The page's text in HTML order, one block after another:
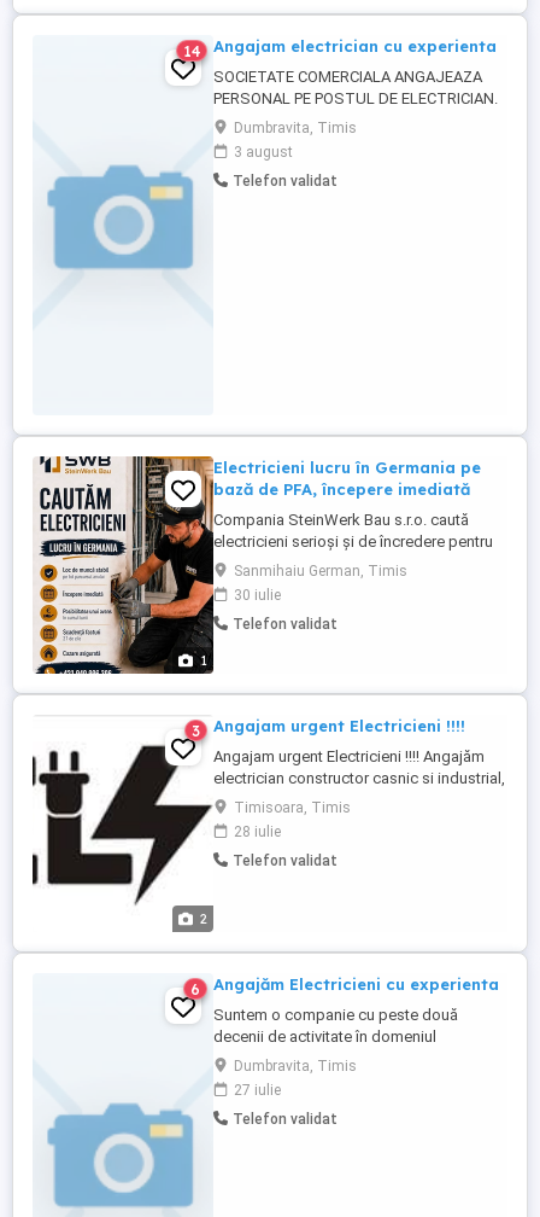
14 Angajam electrician cu experienta
SOCIETATE COMERCIALA ANGAJEAZA
PERSONAL PE POSTUL DE ELECTRICIAN.
CONSTITUIE AVANTAJ AUTORIZAREA
ANRE SI SAU PERMISUL DE CONDUCERE.
SE CERE DISPONIBILITATE LA PROGRAM
PRELUNGIT SI LUCRU IN DEPLASARE. SE
Dumbravita, Timis
3 august
Telefon validat
1
Electricieni lucru în Germania pe
bază de PFA, începere imediată
Compania SteinWerk Bau s.r.o. caută
electricieni serioși și de încredere pentru
colaborare în Germania. Activitatea se
desfășoară pe bază de PFA activitate
independentă. Oferim lucru stabil pe tot
parcursul anului, posibilitatea începerii
Sanmihaiu German, Timis
30 iulie
Telefon validat
2
3 Angajam urgent Electricieni !!!!
Angajam urgent Electricieni !!!! Angajăm
electrician constructor casnic si industrial,
cu sau fără atestat să se alăture unei
echipe tinere, pe termen lung, cu sanse
reale de evoluție. Compania are proiecte
diverse, care cresc in timp și care ne
Timisoara, Timis
28 iulie
Telefon validat
6 Angajăm Electricieni cu experienta
Suntem o companie cu peste două
decenii de activitate în domeniul
instalațiilor electrice. Ne extindem echipa
și căutăm electricieni Constituie avantaj:
deținerea permisului de conducere (cat. B)
Oferim: Contract de muncă pe perioadă
Dumbravita, Timis
27 iulie
Telefon validat